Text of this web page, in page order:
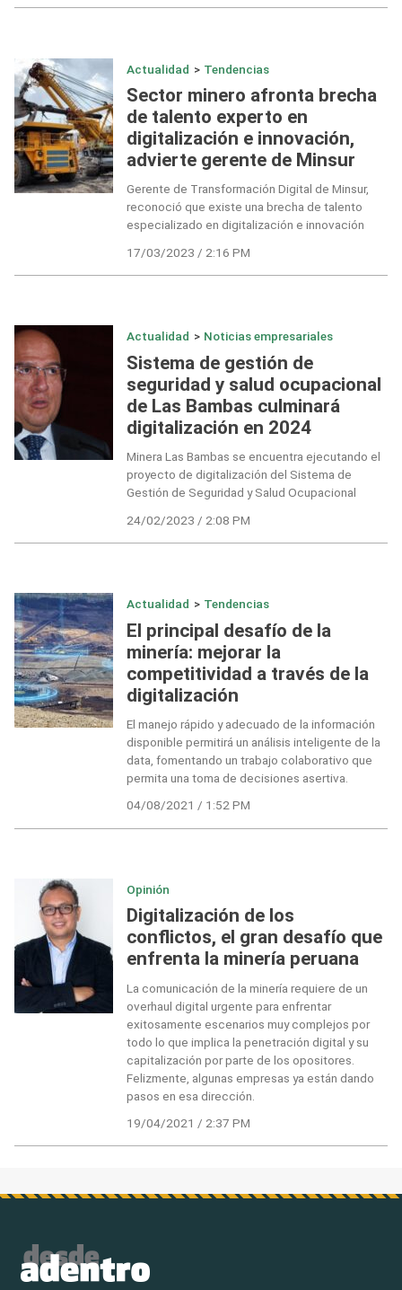
Actualidad > Tendencias
Sector minero afronta brecha
de talento experto en
digitalización e innovación,
advierte gerente de Minsur
Gerente de Transformación Digital de Minsur,
reconoció que existe una brecha de talento
especializado en digitalización e innovación
17/03/2023 / 2:16 PM
Actualidad > Noticias empresariales
Sistema de gestión de
seguridad y salud ocupacional
de Las Bambas culminará
digitalización en 2024
Minera Las Bambas se encuentra ejecutando el
proyecto de digitalización del Sistema de
Gestión de Seguridad y Salud Ocupacional
24/02/2023 / 2:08 PM
Actualidad > Tendencias
El principal desafío de la
minería: mejorar la
competitividad a través de la
digitalización
El manejo rápido y adecuado de la información
disponible permitirá un análisis inteligente de la
data, fomentando un trabajo colaborativo que
permita una toma de decisiones asertiva.
04/08/2021 / 1:52 PM
Opinión
Digitalización de los
conflictos, el gran desafío que
enfrenta la minería peruana
La comunicación de la minería requiere de un
overhaul digital urgente para enfrentar
exitosamente escenarios muy complejos por
todo lo que implica la penetración digital y su
capitalización por parte de los opositores.
Felizmente, algunas empresas ya están dando
pasos en esa dirección.
19/04/2021 / 2:37 PM